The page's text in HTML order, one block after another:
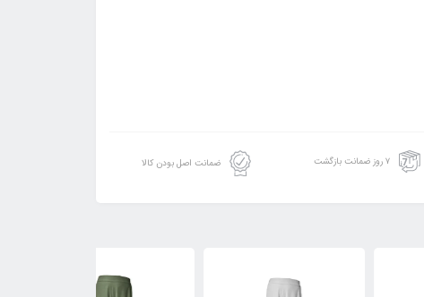
۷ روز ضمانت بازگشت ضمانت اصل بودن کالا